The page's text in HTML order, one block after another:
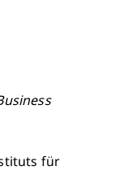
für